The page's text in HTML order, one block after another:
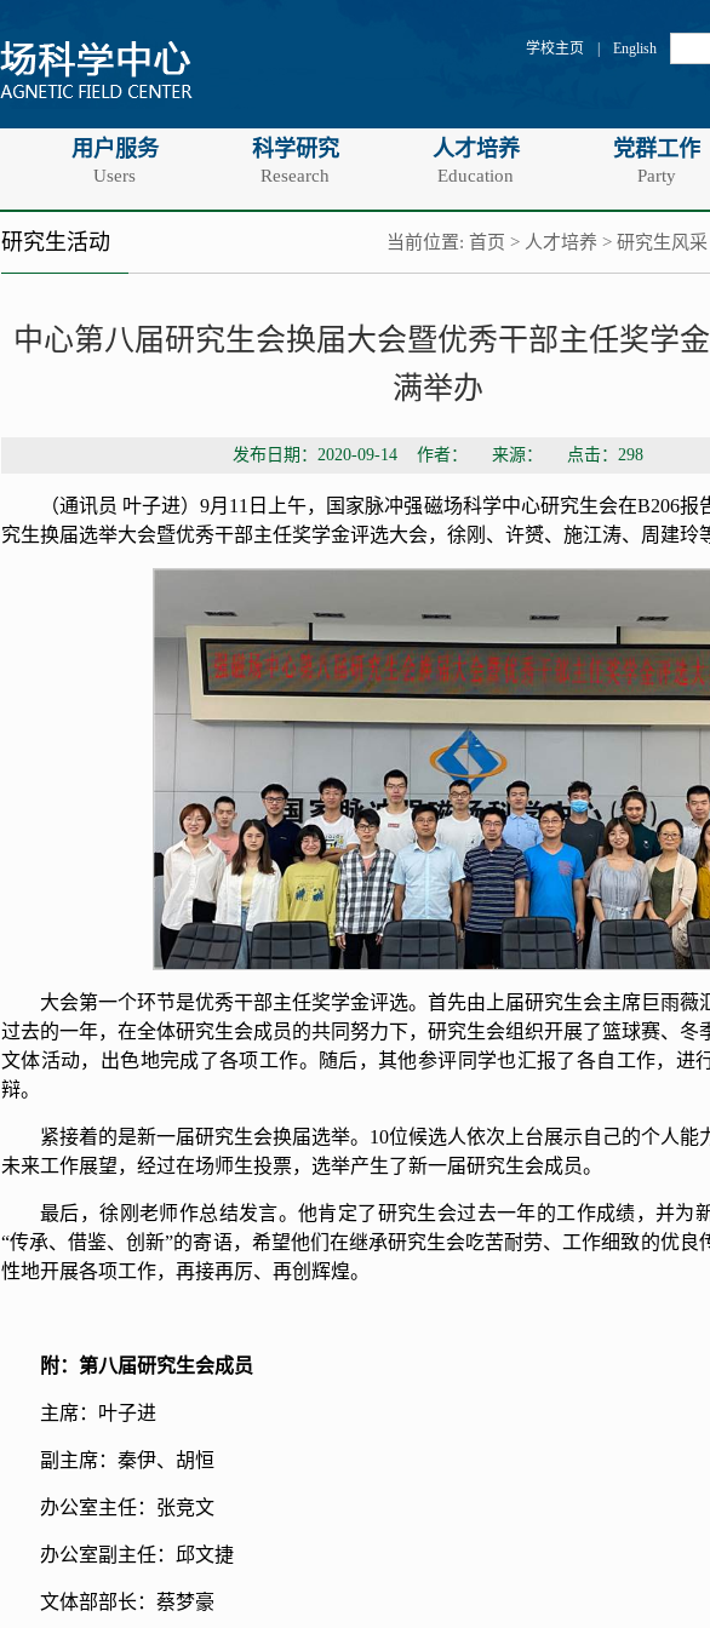
学校主页 English
用户服务
Users
科学研究
Research
人才培养
Education
党群工作
Party
研究生活动 当前位置: 首页 > 人才培养 > 研究生风采
中心第八届研究生会换届大会暨优秀干部主任奖学
满举办
发布日期：2020-09-14 作者： 来源： 点击： 298
（通讯员 叶子进）9月 11 日上午，国家脉冲强磁场科学中心研究生会在B206报
究生换届选举大会暨优秀干部主任奖学金评选大会，徐刚、许赟、施江涛、周建玲
大会第一个环节是优秀干部主任奖学金评选。首先由上届研究生会主席巨雨薇
过去的一年，在全体研究生会成员的共同努力下，研究生会组织开展了篮球赛、冬
文体活动，出色地完成了各项工作。随后，其他参评同学也汇报了各自工作，进
辩。
紧接着的是新一届研究生会换届选举。 10位候选人依次上台展示自己的个人能
未来工作展望，经过在场师生投票，选举产生了新一届研究生会成员。
最后，徐刚老师作总结发言。他肯定了研究生会过去一年的工作成绩，并为
“传承、借鉴、创新”的寄语，希望他们在继承研究生会吃苦耐劳、工作细致的优良
性地开展各项工作，再接再厉、再创辉煌。
附：第八届研究生会成员
主席：叶子进
副主席：秦伊、胡恒
办公室主任：张竞文
办公室副主任：邱文捷
文体部部长：蔡梦豪